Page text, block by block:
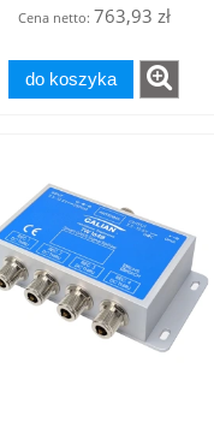
Cena netto: 763,93 zł
do koszyka